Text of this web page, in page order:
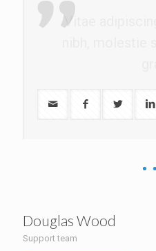
Vitae
Douglas Wood
Support team